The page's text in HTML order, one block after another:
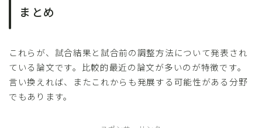
まとめ
これらが、試合結果と試合前の調整方法について発表され
ている論文です。比較的最近の論文が多いのが特徴です。
言い換えれば、またこれからも発展する可能性がある分野
でもあります。